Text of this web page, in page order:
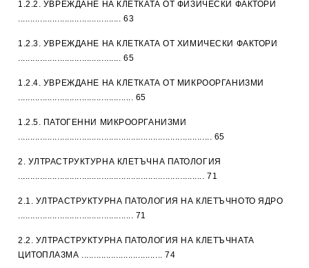
1.2.2. УВРЕЖДАНЕ НА КЛЕТКАТА ОТ ФИЗИЧЕСКИ ФАКТОРИ
.......................................... 63
1.2.3. УВРЕЖДАНЕ НА КЛЕТКАТА ОТ ХИМИЧЕСКИ ФАКТОРИ
.......................................... 65
1.2.4. УВРЕЖДАНЕ НА КЛЕТКАТА ОТ МИКРООРГАНИЗМИ
............................................... 65
1.2.5. ПАТОГЕННИ МИКРООРГАНИЗМИ
............................................................................... 65
2. УЛТРАСТРУКТУРНА КЛЕТЪЧНА ПАТОЛОГИЯ
............................................................................ 71
2.1. УЛТРАСТРУКТУРНА ПАТОЛОГИЯ НА КЛЕТЪЧНОТО ЯДРО
............................................... 71
2.2. УЛТРАСТРУКТУРНА ПАТОЛОГИЯ НА КЛЕТЪЧНАТА
ЦИТОПЛАЗМА ................................. 74